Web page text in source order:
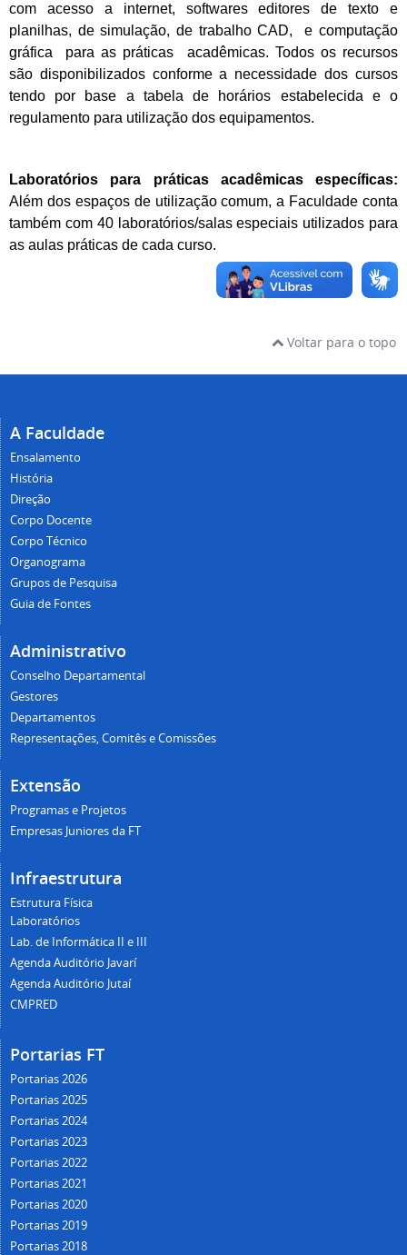
com acesso a internet, softwares editores de texto e
planilhas, de simulação, de trabalho CAD, e computação
gráfica para as práticas acadêmicas. Todos os recursos
são disponibilizados conforme a necessidade dos cursos
tendo por base a tabela de horários estabelecida e o
regulamento para utilização dos equipamentos.
Laboratórios para práticas acadêmicas específicas:
Além dos espaços de utilização comum, a Faculdade conta
também com 40 laboratórios/salas especiais utilizados para
as aulas práticas de cada curso.
Voltar para o topo
A Faculdade
Ensalamento
História
Direção
Corpo Docente
Corpo Técnico
Organograma
Grupos de Pesquisa
Guia de Fontes
Administrativo
Conselho Departamental
Gestores
Departamentos
Representações, Comitês e Comissões
Extensão
Programas e Projetos
Empresas Juniores da FT
Infraestrutura
Estrutura Física
Laboratórios
Lab. de Informática II e III
Agenda Auditório Javarí
Agenda Auditório Jutaí
CMPRED
Portarias FT
Portarias 2026
Portarias 2025
Portarias 2024
Portarias 2023
Portarias 2022
Portarias 2021
Portarias 2020
Portarias 2019
Portarias 2018